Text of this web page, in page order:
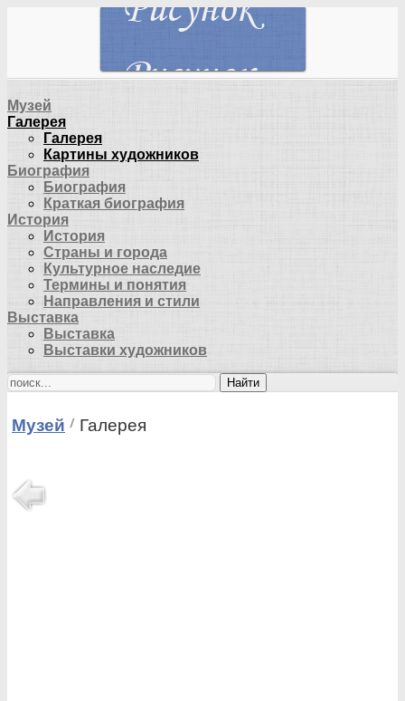
Музей
Галерея
Галерея
Картины художников
Биография
Биография
Краткая биография
История
История
Страны и города
Культурное наследие
Термины и понятия
Направления и стили
Выставка
Выставка
Выставки художников
Найти
Музей Галерея